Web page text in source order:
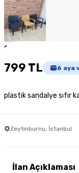
1
799 TL 6 aya
plastik sandalye sıfır
Zeytinburnu, İstanbul
İlan Açıklaması